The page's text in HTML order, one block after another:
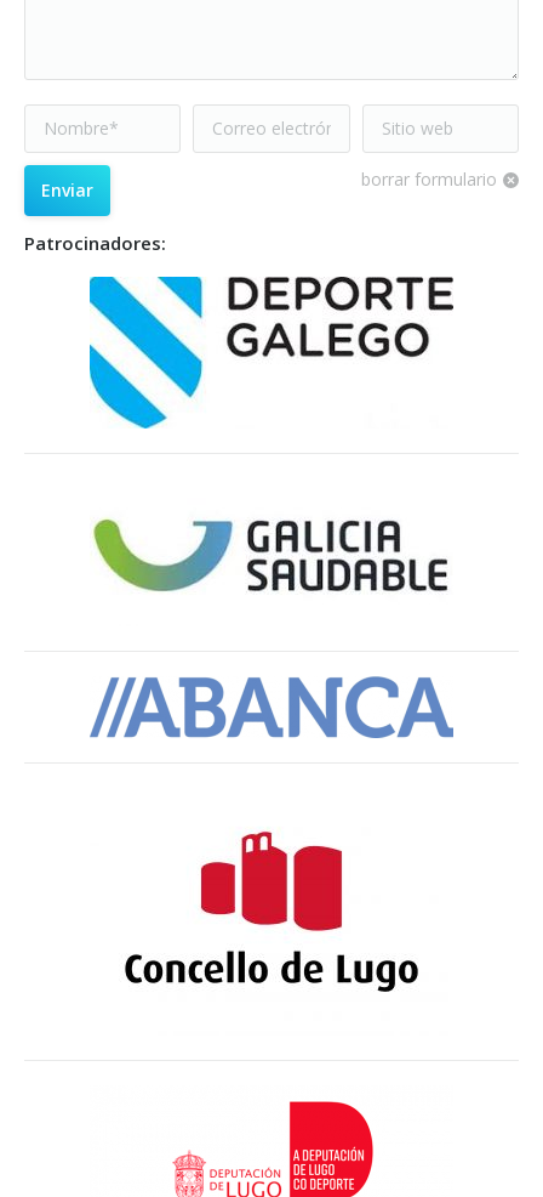
Nombre *
Correo electrónico
*
Sitio web
borrar formulario
Enviar
Patrocinadores: